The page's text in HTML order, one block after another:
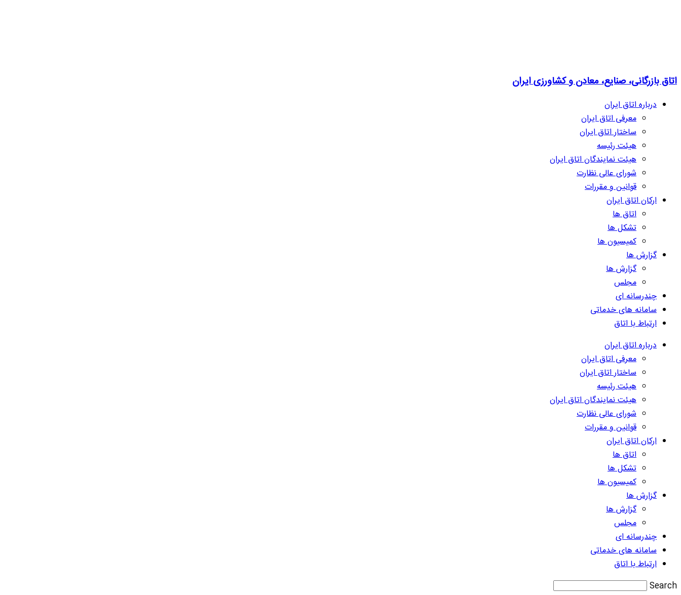
اتاق بازرگانی، صنایع، معادن و کشاورزی ایران
درباره اتاق ایران
معرفی اتاق ایران
ساختار اتاق ایران
هیئت رئیسه
هیئت نمایندگان اتاق ایران
شورای عالی نظارت
قوانین و مقررات
ارکان اتاق ایران
اتاق ها
تشکل ها
کمیسیون ها
گزارش ها
گزارش ها
مجلس
چندرسانه ای
سامانه های خدماتی
ارتباط با اتاق
درباره اتاق ایران
معرفی اتاق ایران
ساختار اتاق ایران
هیئت رئیسه
هیئت نمایندگان اتاق ایران
شورای عالی نظارت
قوانین و مقررات
ارکان اتاق ایران
اتاق ها
تشکل ها
کمیسیون ها
گزارش ها
گزارش ها
مجلس
چندرسانه ای
سامانه های خدماتی
ارتباط با اتاق
Search